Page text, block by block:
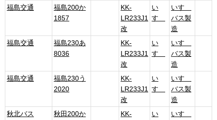
福島交通
福島200か
1857
KK-
LR233J1
改
い
すゞ
いすゞ
バス製
造
福島交通
福島230あ
8036
KK-
LR233J1
改
い
すゞ
いすゞ
バス製
造
福島交通
福島230う
2020
KK-
LR233J1
改
い
すゞ
いすゞ
バス製
造
秋北バス
秋田200か
KK-
い
いすゞ